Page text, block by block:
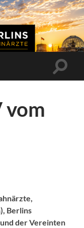
vom
Berlins
der Vereinten